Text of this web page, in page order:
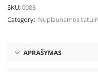
SKU:0088
Category: Nuplaunamos
APRAŠYMAS